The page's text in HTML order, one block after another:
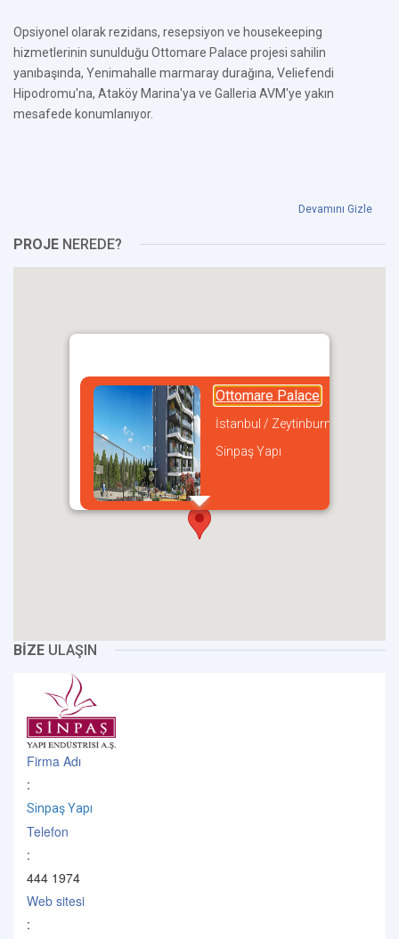
Opsiyonel olarak rezidans, resepsiyon ve housekeeping
hizmetlerinin sunulduğu Ottomare Palace projesi sahilin
yanıbaşında, Yenimahalle marmaray durağına, Veliefendi
Hipodromu'na, Ataköy Marina'ya ve Galleria AVM'ye yakın
mesafede konumlanıyor.
Devamını Gizle
PROJE NEREDE?
Ottomare Palace
İstanbul / Zeytinburnu
Sinpaş Yapı
BİZE ULAŞIN
Firma Adı
:
Sinpaş Yapı
Telefon
:
444 1974
Web sitesi
: